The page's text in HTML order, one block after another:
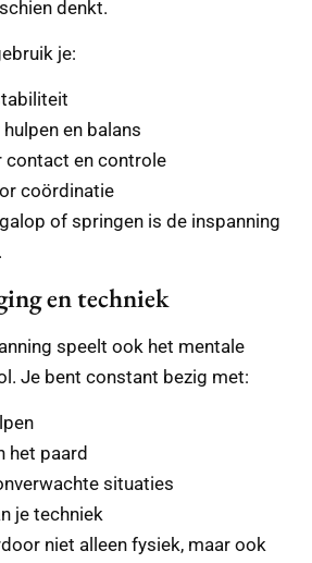
denkt.
je:
en balans
contact en controle
coördinatie
of springen is de inspanning
en techniek
speelt ook het mentale
Je bent constant bezig met:
het paard
situaties
je techniek
niet alleen fysiek, maar ook